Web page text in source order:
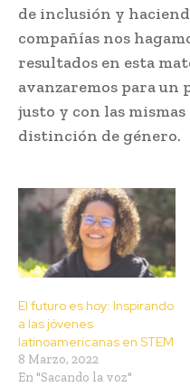
de inclusión y
compañías nos
resultados en esta
avanzaremos para un
justo y con las
distinción de género.
El futuro es hoy: Inspirando
a las jóvenes
latinoamericanas en STEM
8 Marzo, 2022
En "Sacando la voz"